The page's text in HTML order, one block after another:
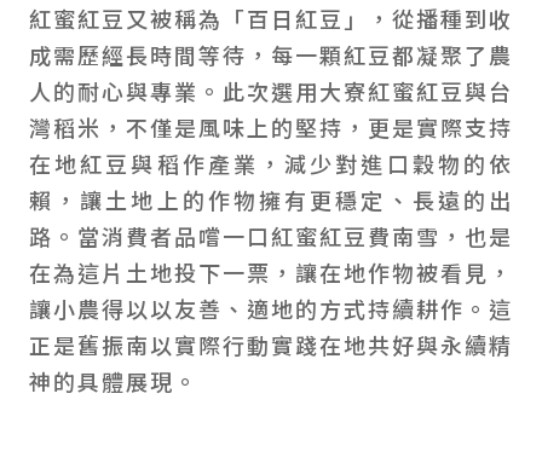
紅蜜紅豆又被稱為「百日紅豆」，從播種到收
成需歷經長時間等待，每一顆紅豆都凝聚了農
人的耐心與專業。此次選用大寮紅蜜紅豆與台
灣稻米，不僅是風味上的堅持，更是實際支持
在地紅豆與稻作產業，減少對進口穀物的依
賴，讓土地上的作物擁有更穩定、長遠的出
路。當消費者品嚐一口紅蜜紅豆費南雪，也是
在為這片土地投下一票，讓在地作物被看見，
讓小農得以以友善、適地的方式持續耕作。這
正是舊振南以實際行動實踐在地共好與永續精
神的具體展現。